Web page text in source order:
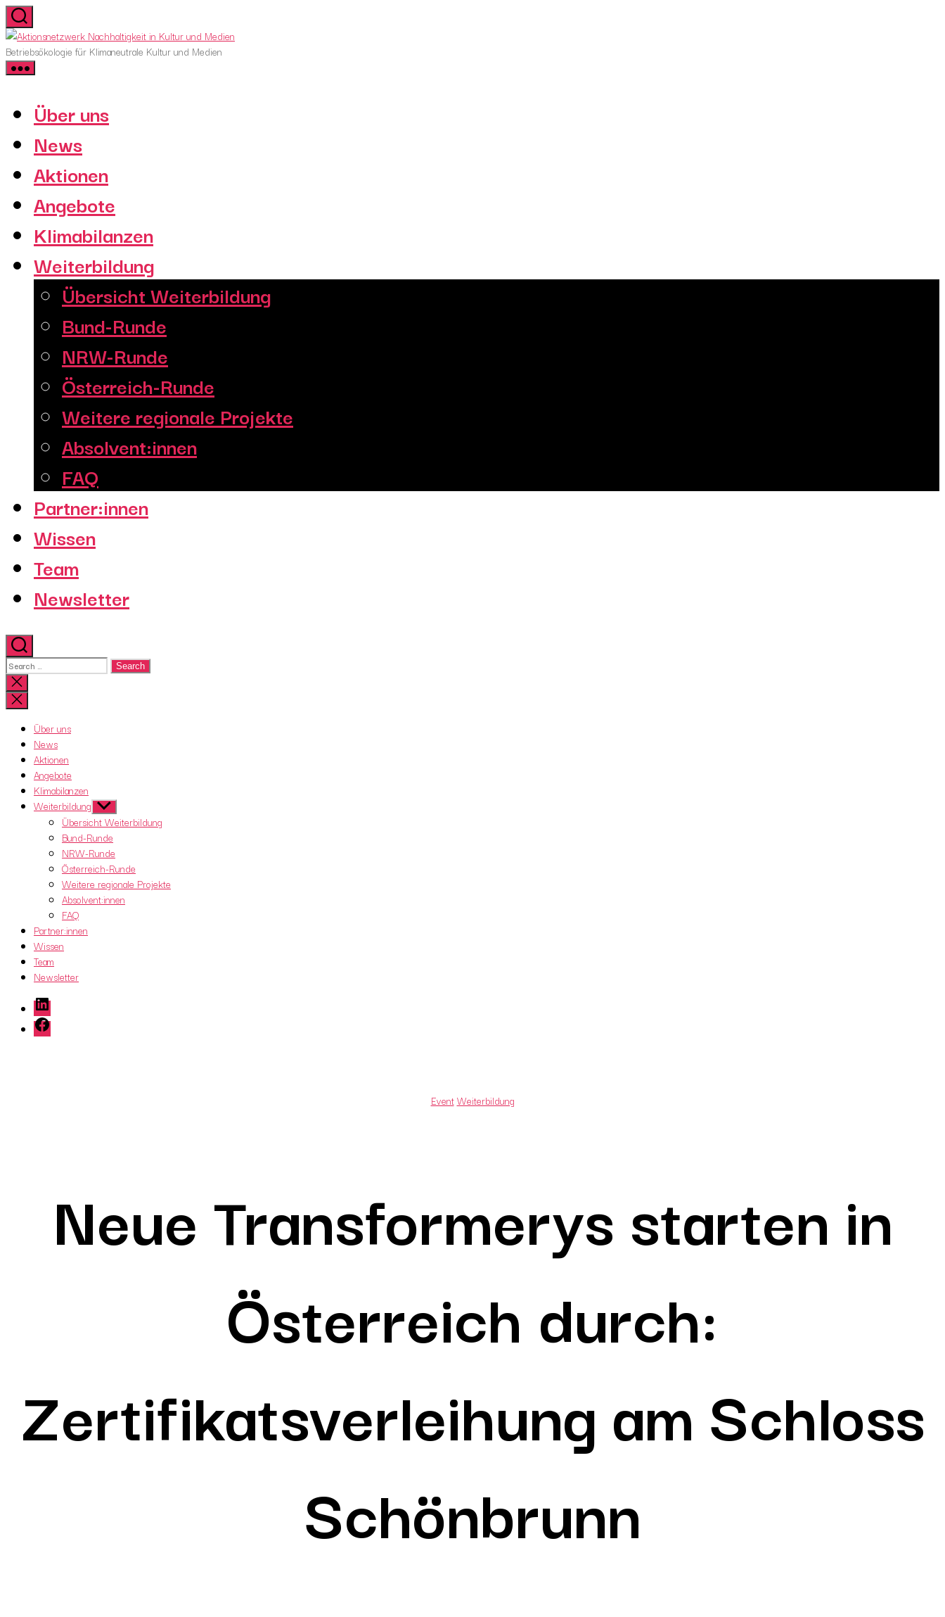
Skip
to
the
content
Betriebsökologie für Klimaneutrale Kultur und Medien
Über uns
News
Aktionen
Angebote
Klimabilanzen
Weiterbildung
Übersicht Weiterbildung
Bund-Runde
NRW-Runde
Österreich-Runde
Weitere regionale Projekte
Absolvent:innen
FAQ
Partner:innen
Wissen
Team
Newsletter
Search
for:Close
search
Über uns
News
Aktionen
Angebote
Klimabilanzen
Weiterbildung Show
sub
menu
Übersicht Weiterbildung
Bund-Runde
NRW-Runde
Österreich-Runde
Weitere regionale Projekte
Absolvent:innen
FAQ
Partner:innen
Wissen
Team
Newsletter
LinkedIn
Facebook
Categories
Event Weiterbildung
Neue Transformerys starten in
Österreich durch:
Zertifikatsverleihung am Schloss
Schönbrunn